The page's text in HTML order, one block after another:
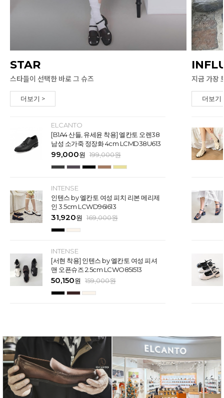
STAR
스타들이 선택한 바로 그 슈즈
더보기 >
ELCANTO
[B1A4 산들, 유세윤 착용] 엘칸토 오렌38
남성 소가죽 정장화 4cm LCMD38U613
99,000원 199,000원
INTENSE
인텐스 by 엘칸토 여성 피치 리본 메리제
인 3.5cm LCWD96I613
31,920원 169,000원
INTENSE
[서현 착용] 인텐스 by 엘칸토 여성 피셔
맨 오픈슈즈 2.5cm LCWO85I513
50,150원 159,000원
지금 가장
더보기